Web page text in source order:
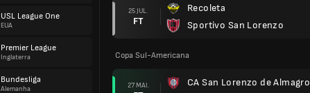
USL League One
EUA
Premier League
Inglaterra
Bundesliga
Alemanha
25 JUL.
FT
Recoleta
Sportivo San Lorenzo
Copa Sul-Americana
27 MAI.
CA San Lorenzo de Almagro